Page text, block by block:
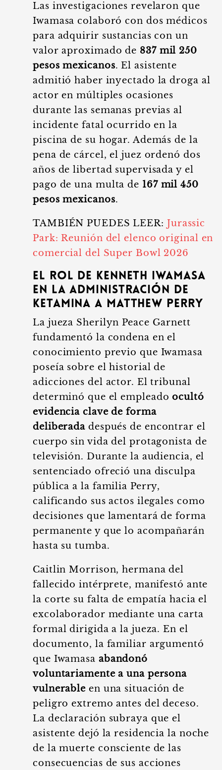
Las investigaciones revelaron que
Iwamasa colaboró con dos médicos
para adquirir sustancias con un
valor aproximado de 837 mil 250
pesos mexicanos. El asistente
admitió haber inyectado la droga al
actor en múltiples ocasiones
durante las semanas previas al
incidente fatal ocurrido en la
piscina de su hogar. Además de la
pena de cárcel, el juez ordenó dos
años de libertad supervisada y el
pago de una multa de 167 mil 450
pesos mexicanos.
TAMBIÉN PUEDES LEER: Jurassic
Park: Reunión del elenco original en
comercial del Super Bowl 2026
El rol de Kenneth Iwamasa
en la administración de
ketamina a Matthew Perry
La jueza Sherilyn Peace Garnett
fundamentó la condena en el
conocimiento previo que Iwamasa
poseía sobre el historial de
adicciones del actor. El tribunal
determinó que el empleadoocultó
evidencia clave de forma
deliberada después de encontrar el
cuerpo sin vida del protagonista de
televisión. Durante la audiencia, el
sentenciado ofreció una disculpa
pública a la familia Perry,
calificando sus actos ilegales como
decisiones que lamentará de forma
permanente y que lo acompañarán
hasta su tumba.
Caitlin Morrison, hermana del
fallecido intérprete, manifestó ante
la corte su falta de empatía hacia el
excolaborador mediante una carta
formal dirigida a la jueza. En el
documento, la familiar argumentó
que Iwamasa abandonó
voluntariamente a una persona
vulnerable en una situación de
peligro extremo antes del deceso.
La declaración subraya que el
asistente dejó la residencia la noche
de la muerte consciente de las
consecuencias de sus acciones